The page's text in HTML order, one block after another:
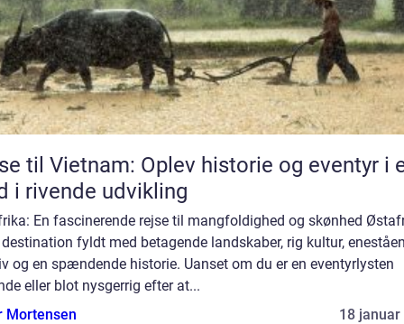
til Vietnam: Oplev historie og eventyr i
i rivende udvikling
En fascinerende rejse til mangfoldighed og skønhed
destination fyldt med betagende landskaber, rig kultur,
og en spændende historie. Uanset om du er en eventyrlysten
eller blot nysgerrig efter at...
Mortensen
18 januar